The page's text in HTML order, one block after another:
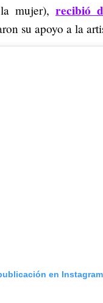
la mujer),recibió
su apoyo a la
en Instagram